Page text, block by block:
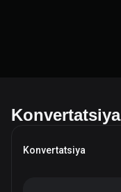
Konvertatsiya
Konvertatsiya